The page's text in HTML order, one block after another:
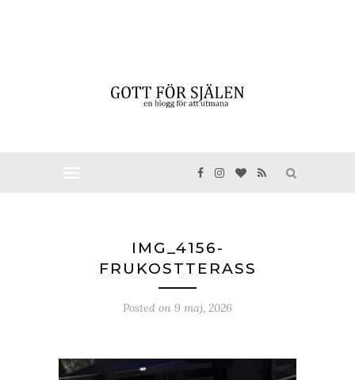
IMG_4156-
FRUKOSTTERASS
Posted on 9 maj, 2026